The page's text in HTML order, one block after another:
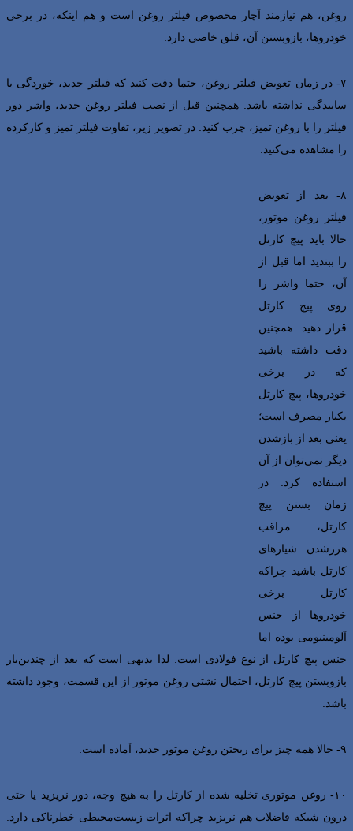
روغن، هم نیازمند آچار مخصوص فیلتر روغن است و هم اینکه، در برخی
خودروها، بازوبستن آن، قلق خاصی دارد.
۷- در زمان تعویض فیلتر روغن، حتما دقت کنید که فیلتر جدید، خوردگی یا
ساییدگی نداشته باشد. همچنین قبل از نصب فیلتر روغن جدید، واشر دور
فیلتر را با روغن تمیز، چرب کنید. در تصویر زیر، تفاوت فیلتر تمیز و کارکرده
را مشاهده می‌کنید.
۸- بعد از تعویض
فیلتر روغن موتور،
حالا باید پیچ کارتل
را ببندید اما قبل از
آن، حتما واشر را
روی پیچ کارتل
قرار دهید. همچنین
دقت داشته باشید
که در برخی
خودروها، پیچ کارتل
یکبار مصرف است؛
یعنی بعد از بازشدن
دیگر نمی‌توان از آن
استفاده کرد. در
زمان بستن پیچ
کارتل، مراقب
هرزشدن شیارهای
کارتل باشید چراکه
کارتل برخی
خودروها از جنس
آلومینیومی بوده اما
جنس پیچ کارتل از نوع فولادی است. لذا بدیهی است که بعد از چندین‌بار
بازوبستن پیچ کارتل، احتمال نشتی روغن موتور از این قسمت، وجود داشته
باشد.
۹- حالا همه چیز برای ریختن روغن موتور جدید، آماده است.
۱۰- روغن موتوری تخلیه شده از کارتل را به هیچ وجه، دور نریزید یا حتی
درون شبکه فاضلاب هم نریزید چراکه اثرات زیست‌محیطی خطرناکی دارد.